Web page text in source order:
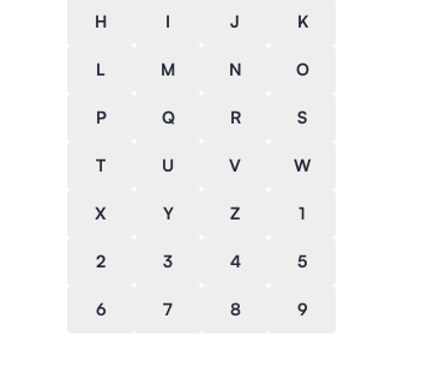
H I J K
L M N O
P Q R S
T U V W
X Y Z 1
2 3 4 5
6 7 8 9